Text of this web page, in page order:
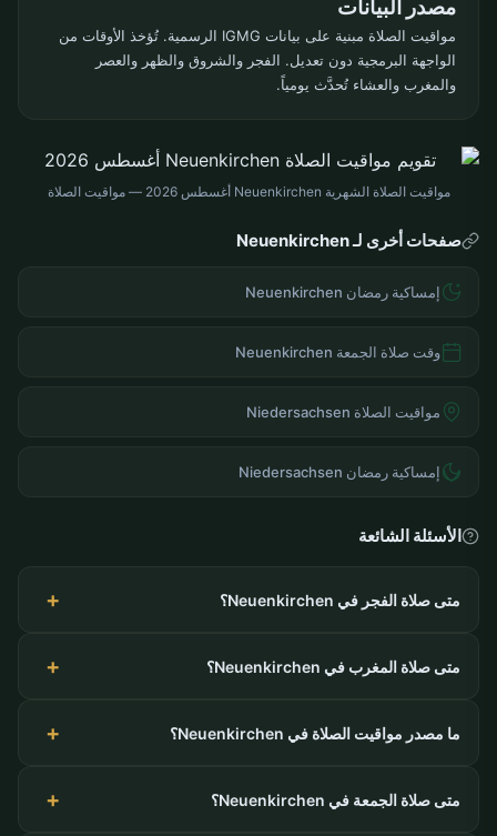
مصدر البيانات
مواقيت الصلاة مبنية على بيانات IGMG الرسمية. تُؤخذ الأوقات من
الواجهة البرمجية دون تعديل. الفجر والشروق والظهر والعصر
والمغرب والعشاء تُحدَّث يومياً.
مواقيت الصلاة الشهرية Neuenkirchen أغسطس 2026 — مواقيت الصلاة
صفحات أخرى لـ Neuenkirchen
إمساكية رمضان Neuenkirchen
وقت صلاة الجمعة Neuenkirchen
مواقيت الصلاة Niedersachsen
إمساكية رمضان Niedersachsen
الأسئلة الشائعة
متى صلاة الفجر في Neuenkirchen؟
متى صلاة المغرب في Neuenkirchen؟
ما مصدر مواقيت الصلاة في Neuenkirchen؟
متى صلاة الجمعة في Neuenkirchen؟